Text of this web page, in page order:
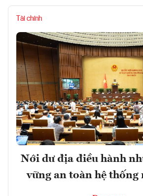
Tài chính
Nới dư địa điều hành
vững an toàn hệ thống